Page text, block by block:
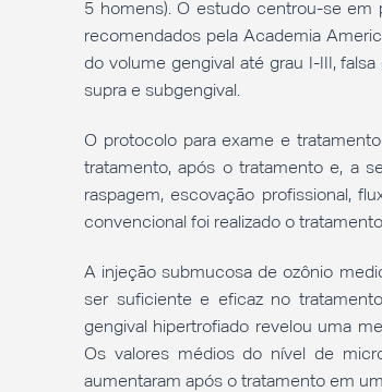
5 homens). O estudo centrou-se em
recomendados pela Academia
do volume gengival até grau I-III,
supra e subgengival.
O protocolo para exame e
tratamento, após o tratamento e, a
raspagem, escovação profissional,
convencional foi realizado o
A injeção submucosa de ozônio
ser suficiente e eficaz no
gengival hipertrofiado revelou uma
Os valores médios do nível de
aumentaram após o tratamento em